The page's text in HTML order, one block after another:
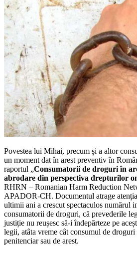
Povestea lui Mihai, precum și a altor
un moment dat în arest preventiv în
raportul „Consumatorii de droguri în
abrodare din perspectiva drepturilor
RHRN – Romanian Harm Reduction
APADOR-CH. Documentul atrage
ultimii ani a crescut spectaculos numărul
consumatorii de droguri, că prevederile
justiție nu reușesc să-i îndepărteze pe
legii, atâta vreme cât consumul de
penitenciar sau de arest.